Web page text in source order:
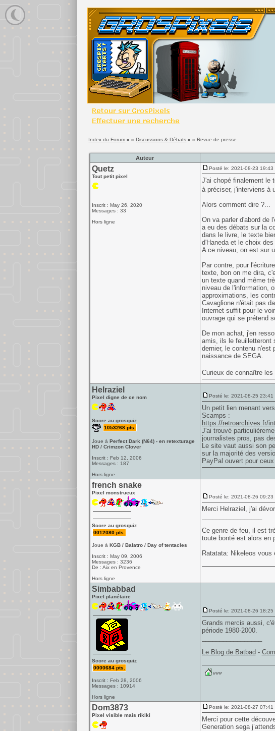
Index du Forum » »Discussions & Débats » »Revue de presse
Auteur
Quetz
Tout petit pixel
Inscrit : May 26, 2020
Messages : 33
Hors ligne
Posté le: 2021-08-23 19:43
J'ai chopé finalement le
à préciser, j'interviens à
Alors comment dire ?...
On va parler d'abord de
a eu des débats sur la
dans le livre, le texte
d'Haneda et le choix
A ce niveau, on est sur
Par contre, pour
texte, bon on me dira,
un texte quand même
niveau de l'information,
approximations, les
Cavaglione n'était pas
Internet suffit pour le
ouvrage qui se prétend
De mon achat, j'en
amis, ils le feuilletteront
dernier, le contenu n'est
naissance de SEGA.
Curieux de connaître
Helraziel
Pixel digne de ce nom
Score au grosquiz
1053268 pts.
Joue à Perfect Dark (N64) - en retexturage
HD / Crimzon Clover
Inscrit : Feb 12, 2006
Messages : 187
Hors ligne
Posté le: 2021-08-25
Un petit lien menant
Scamps :
https://retroarchives.fr/
J'ai trouvé
journalistes pros, pas
Le site vaut aussi son
sur la majorité des
PayPal ouvert pour
french snake
Pixel monstrueux
Score au grosquiz
0012080 pts.
Joue à KGB / Balatro / Day of tentacles
Inscrit : May 09, 2006
Messages : 3236
De : Aix en Provence
Hors ligne
Posté le: 2021-08-26 09:23
Merci Helraziel, j'ai
Ce genre de feu, il est
toute bonté est alors en
Ratatata: Nikeleos
Simbabbad
Pixel planétaire
Score au grosquiz
0000684 pts.
Inscrit : Feb 28, 2006
Messages : 10914
Hors ligne
Posté le: 2021-08-26 18:25
Grands mercis aussi,
période 1980-2000.
Le Blog de Batbad -
Dom3873
Pixel visible mais rikiki
Posté le: 2021-08-27 07:41
Merci pour cette
Generation sega